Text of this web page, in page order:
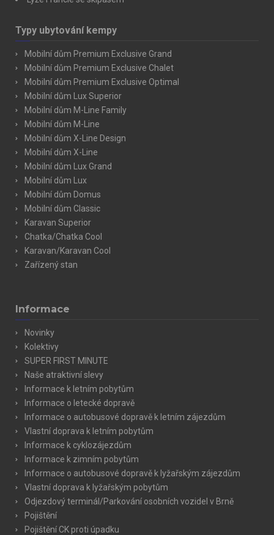
Typy ubytování kempy
Mobilní dům Premium Exclusive Grand
Mobilní dům Premium Exclusive Chalet
Mobilní dům Premium Exclusive Optimal
Mobilní dům Lux Superior
Mobilní dům M-Line Family
Mobilní dům M-Line
Mobilní dům X-Line Design
Mobilní dům X-Line
Mobilní dům Lux Grand
Mobilní dům Lux
Mobilní dům Domus
Mobilní dům Classic
Karavan Superior
Chatka/Chatka Cool
Karavan/Karavan Cool
Zařízený stan
Informace
Novinky
Kolektivy
SUPER FIRST MINUTE
Naše atraktivní slevy
Informace k letním pobytům
Informace o letecké dopravě
Informace o autobusové dopravě k letním zájezdům
Vlastní doprava k letním pobytům
Informace k cyklozájezdům
Informace k zimním pobytům
Informace o autobusové dopravě k lyžařským zájezdům
Vlastní doprava k lyžařským pobytům
Odjezdový terminál/Parkování osobních vozidel v Brně
Pojištění
Pojištění CK proti úpadku